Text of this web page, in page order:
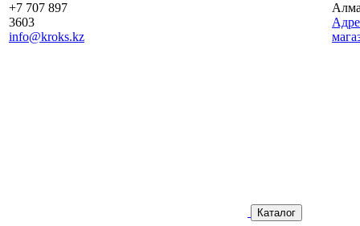
+7 707 897
3603
info@kroks.kz
Каталог